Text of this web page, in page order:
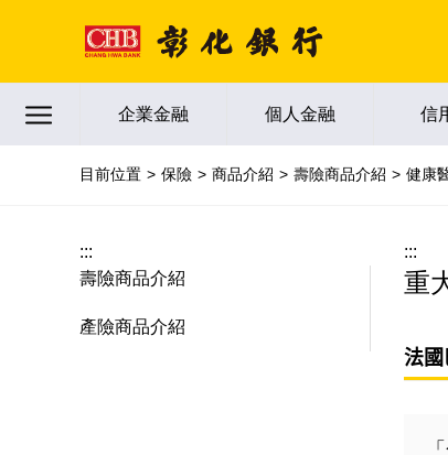
企業金融 個人金融 信
目前位置 保險 商品介紹 壽險商品介紹 健康
:::
壽險商品介紹
產險商品介紹
:::
重
法國